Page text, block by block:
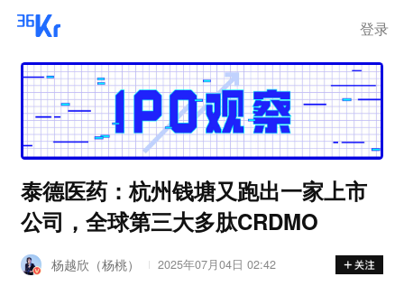
登录
泰德医药：杭州钱塘又跑出一家上市
公司，全球第三大多肽CRDMO
杨越欣（杨桃） 2025年07月04日 02:42